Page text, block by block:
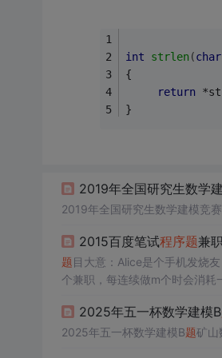
int strlen(char
{
return
}
2019年全国研究生数学
2019年全国研究生数学建模竞
2015百度笔试程序题兼
题目大意：Alice是个手机发烧
个兼职，每连续做m个时会消
2025年五一杯数学建模B
2025年五一杯数学建模B题矿山